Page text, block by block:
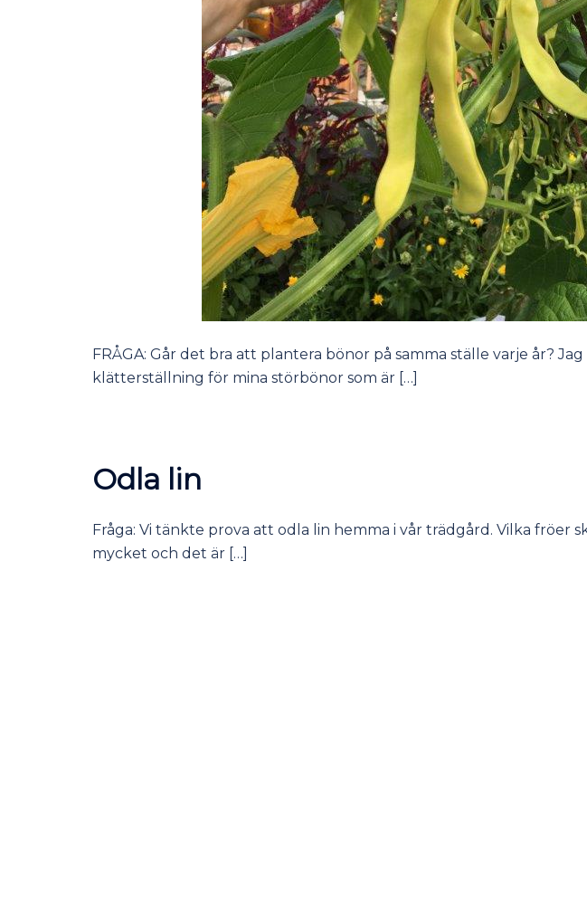
FRÅGA: Går det bra att plantera bönor på samma ställe varje år?
klätterställning för mina störbönor som är […]
Odla lin
Fråga: Vi tänkte prova att odla lin hemma i vår trädgård. Vilka fröer
mycket och det är […]